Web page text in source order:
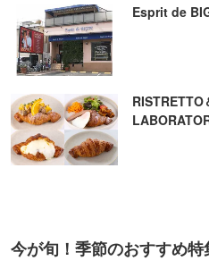
Esprit de
RISTRETTO
今が旬！季節のおすすめ特